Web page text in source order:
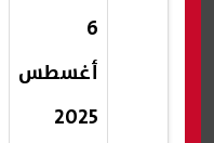
6
أغسطس
2025